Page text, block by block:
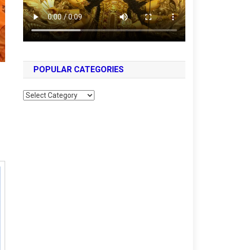
POPULAR CATEGORIES
Popular